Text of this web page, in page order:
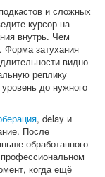
и сложных
курсор на
внутрь. Чем
Форма затухания
видно
реплику
уровень до нужного
, delay и
После
обработанного
когда ещё